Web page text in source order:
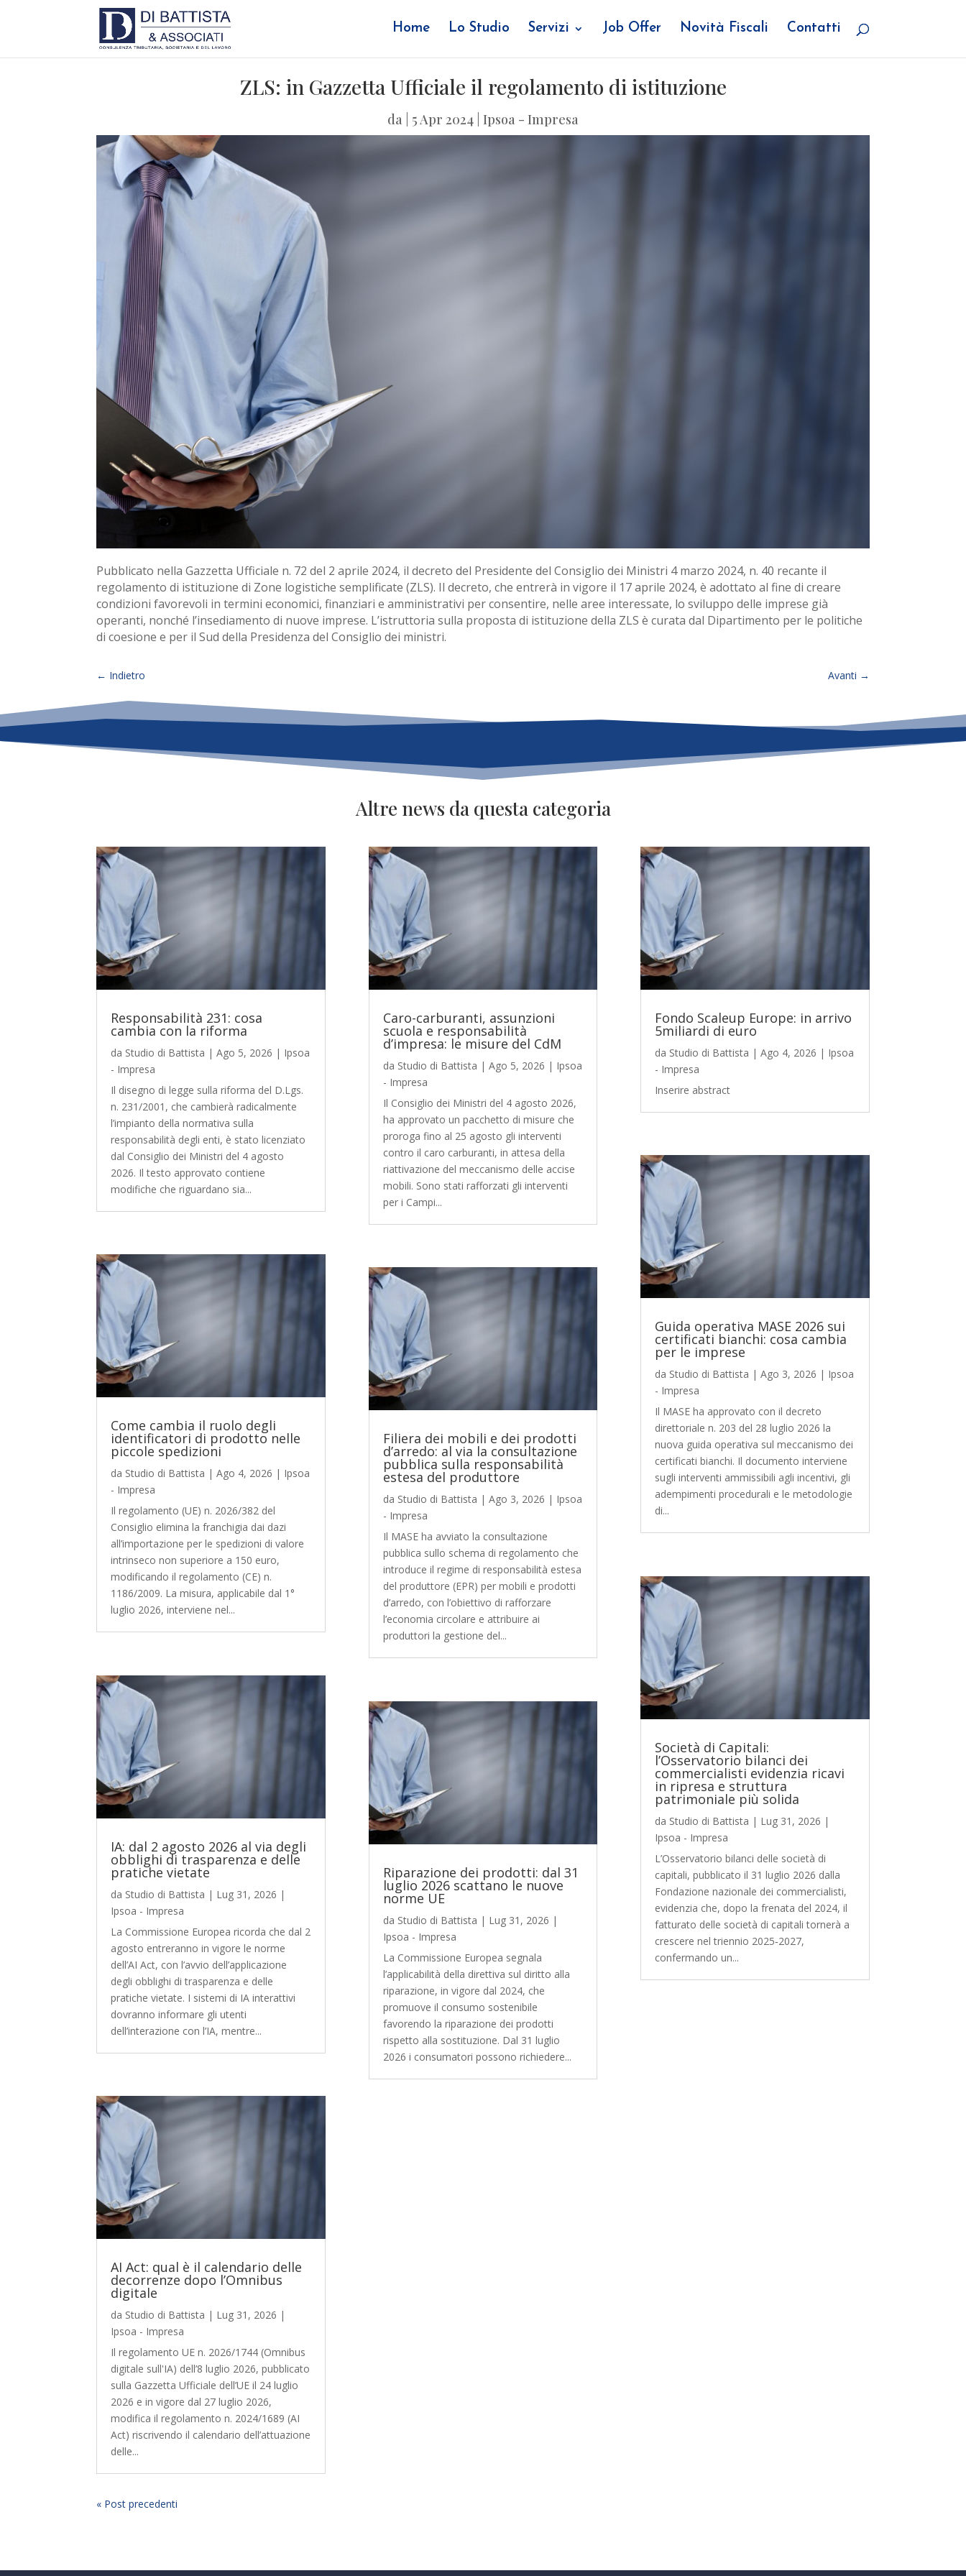
Home Lo Studio Servizi Job Offer Novità Fiscali Contatti
ZLS: in Gazzetta Ufficiale il regolamento di istituzione
da 5 Apr 2024 Ipsoa - Impresa
Pubblicato nella Gazzetta Ufficiale n. 72 del 2 aprile 2024, il decreto del Presidente del Consiglio dei Ministri 4 marzo 2024, n. 40 recante il
regolamento di istituzione di Zone logistiche semplificate (ZLS). Il decreto, che entrerà in vigore il 17 aprile 2024, è adottato al fine di creare
condizioni favorevoli in termini economici, finanziari e amministrativi per consentire, nelle aree interessate, lo sviluppo delle imprese già
operanti, nonché l’insediamento di nuove imprese. L’istruttoria sulla proposta di istituzione della ZLS è curata dal Dipartimento per le politiche
di coesione e per il Sud della Presidenza del Consiglio dei ministri.
← Indietro Avanti →
Altre news da questa categoria
Responsabilità 231: cosa
cambia con la riforma
da Studio di Battista |Ago 5, 2026 | Ipsoa
- Impresa
Il disegno di legge sulla riforma del D.Lgs.
n. 231/2001, che cambierà radicalmente
l’impianto della normativa sulla
responsabilità degli enti, è stato licenziato
dal Consiglio dei Ministri del 4 agosto
2026. Il testo approvato contiene
modifiche che riguardano sia...
Come cambia il ruolo degli
identificatori di prodotto nelle
piccole spedizioni
da Studio di Battista |Ago 4, 2026 | Ipsoa
- Impresa
Il regolamento (UE) n. 2026/382 del
Consiglio elimina la franchigia dai dazi
all’importazione per le spedizioni di valore
intrinseco non superiore a 150 euro,
modificando il regolamento (CE) n.
1186/2009. La misura, applicabile dal 1°
luglio 2026, interviene nel...
IA: dal 2 agosto 2026 al via degli
obblighi di trasparenza e delle
pratiche vietate
da Studio di Battista | Lug 31, 2026 |
Ipsoa - Impresa
La Commissione Europea ricorda che dal 2
agosto entreranno in vigore le norme
dell’AI Act, con l’avvio dell’applicazione
degli obblighi di trasparenza e delle
pratiche vietate. I sistemi di IA interattivi
dovranno informare gli utenti
dell’interazione con l’IA, mentre...
AI Act: qual è il calendario delle
decorrenze dopo l’Omnibus
digitale
da Studio di Battista | Lug 31, 2026 |
Ipsoa - Impresa
Il regolamento UE n. 2026/1744 (Omnibus
digitale sull'IA) dell’8 luglio 2026, pubblicato
sulla Gazzetta Ufficiale dell’UE il 24 luglio
2026 e in vigore dal 27 luglio 2026,
modifica il regolamento n. 2024/1689 (AI
Act) riscrivendo il calendario dell’attuazione
delle...
Caro-carburanti, assunzioni
scuola e responsabilità
d’impresa: le misure del CdM
da Studio di Battista | Ago 5, 2026 | Ipsoa
- Impresa
Il Consiglio dei Ministri del 4 agosto 2026,
ha approvato un pacchetto di misure che
proroga fino al 25 agosto gli interventi
contro il caro carburanti, in attesa della
riattivazione del meccanismo delle accise
mobili. Sono stati rafforzati gli interventi
per i Campi...
Filiera dei mobili e dei prodotti
d’arredo: al via la consultazione
pubblica sulla responsabilità
estesa del produttore
da Studio di Battista | Ago 3, 2026 | Ipsoa
- Impresa
Il MASE ha avviato la consultazione
pubblica sullo schema di regolamento che
introduce il regime di responsabilità estesa
del produttore (EPR) per mobili e prodotti
d’arredo, con l’obiettivo di rafforzare
l’economia circolare e attribuire ai
produttori la gestione del...
Riparazione dei prodotti: dal 31
luglio 2026 scattano le nuove
norme UE
da Studio di Battista | Lug 31, 2026 |
Ipsoa - Impresa
La Commissione Europea segnala
l’applicabilità della direttiva sul diritto alla
riparazione, in vigore dal 2024, che
promuove il consumo sostenibile
favorendo la riparazione dei prodotti
rispetto alla sostituzione. Dal 31 luglio
2026 i consumatori possono richiedere...
Fondo Scaleup Europe: in arrivo
5miliardi di euro
da Studio di Battista | Ago 4, 2026 | Ipsoa
- Impresa
Inserire abstract
Guida operativa MASE 2026 sui
certificati bianchi: cosa cambia
per le imprese
da Studio di Battista | Ago 3, 2026 | Ipsoa
- Impresa
Il MASE ha approvato con il decreto
direttoriale n. 203 del 28 luglio 2026 la
nuova guida operativa sul meccanismo dei
certificati bianchi. Il documento interviene
sugli interventi ammissibili agli incentivi, gli
adempimenti procedurali e le metodologie
di...
Società di Capitali:
l’Osservatorio bilanci dei
commercialisti evidenzia ricavi
in ripresa e struttura
patrimoniale più solida
da Studio di Battista | Lug 31, 2026 |
Ipsoa - Impresa
L’Osservatorio bilanci delle società di
capitali, pubblicato il 31 luglio 2026 dalla
Fondazione nazionale dei commercialisti,
evidenzia che, dopo la frenata del 2024, il
fatturato delle società di capitali tornerà a
crescere nel triennio 2025‑2027,
confermando un...
« Post precedenti